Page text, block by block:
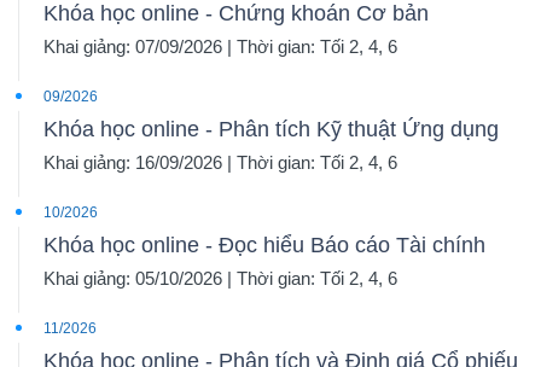
Khóa học online - Chứng khoán Cơ bản
Khai giảng: 07/09/2026 | Thời gian: Tối 2, 4, 6
09/2026
Khóa học online - Phân tích Kỹ thuật Ứng dụng
Khai giảng: 16/09/2026 | Thời gian: Tối 2, 4, 6
10/2026
Khóa học online - Đọc hiểu Báo cáo Tài chính
Khai giảng: 05/10/2026 | Thời gian: Tối 2, 4, 6
11/2026
Khóa học online - Phân tích và Định giá Cổ phiếu